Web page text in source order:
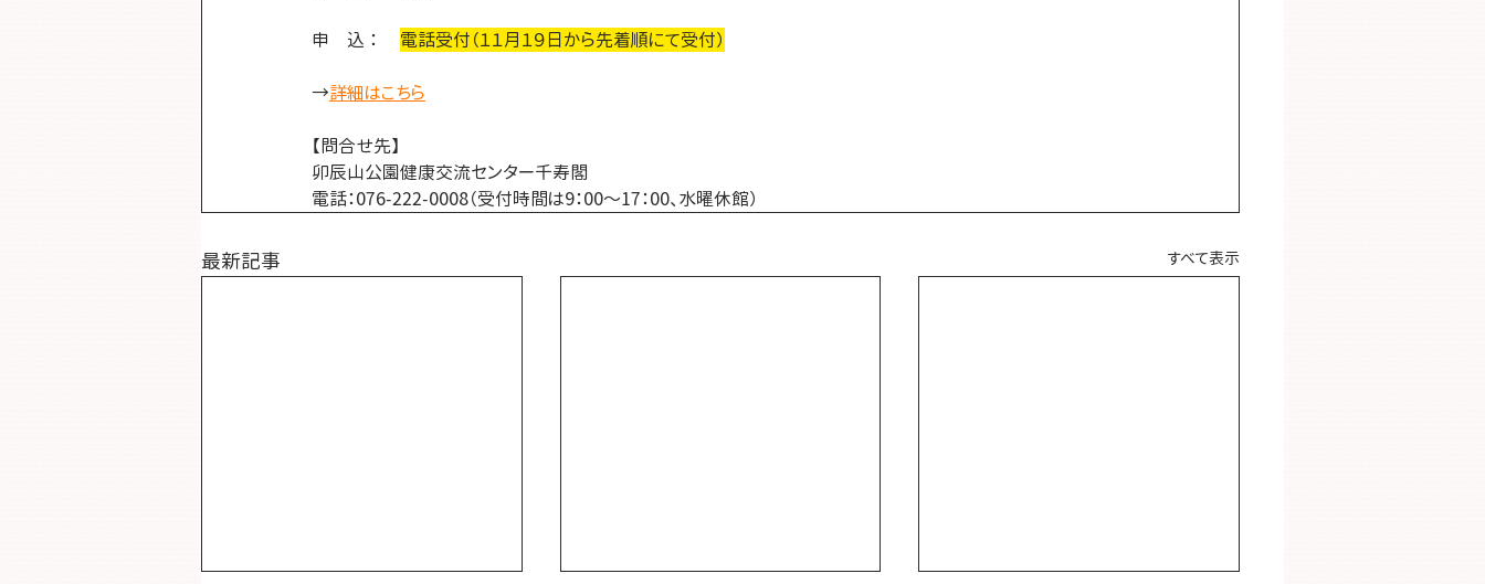
電話受付（１１月１９日から先着順にて受付）
→詳細はこちら
【問合せ先】
卯辰山公園健康交流センター千寿閣
電話：076-222-0008（受付時間は9：00～17：00、水曜休館）
最新記事 すべて表示